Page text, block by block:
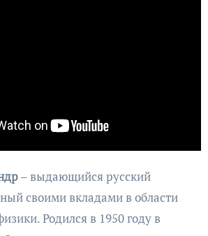
– выдающийся русский
своими вкладами в области
Родился в 1950 году в